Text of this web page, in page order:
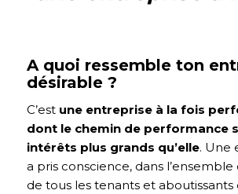
A quoi ressemble ton
désirable ?
C’est une entreprise à la fois
dont le chemin de performance
intérêts plus grands qu’elle. Une
a pris conscience, dans l’ensemble
de tous les tenants et aboutissants